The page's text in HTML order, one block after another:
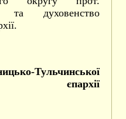
та духовенство
Тульчинської
єпархії